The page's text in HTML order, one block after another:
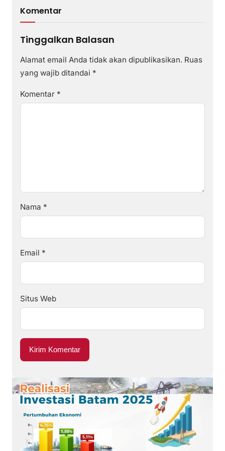
Komentar
Tinggalkan Balasan
Alamat email Anda tidak akan dipublikasikan. Ruas
yang wajib ditandai *
Komentar *
Nama *
Email *
Situs Web